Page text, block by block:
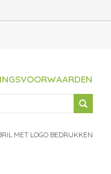
MET LOGO BEDRUKKEN